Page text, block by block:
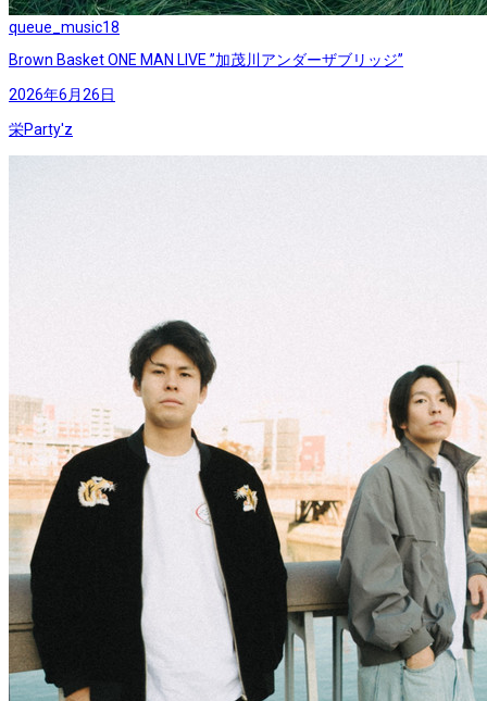
queue_music18
Brown Basket ONE MAN LIVE ”加茂川アンダーザブリッジ”
2026年6月26日
栄Party'z